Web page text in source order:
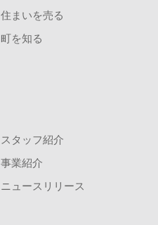
住まいを売る
町を知る
スタッフ紹介
事業紹介
ニュースリリース